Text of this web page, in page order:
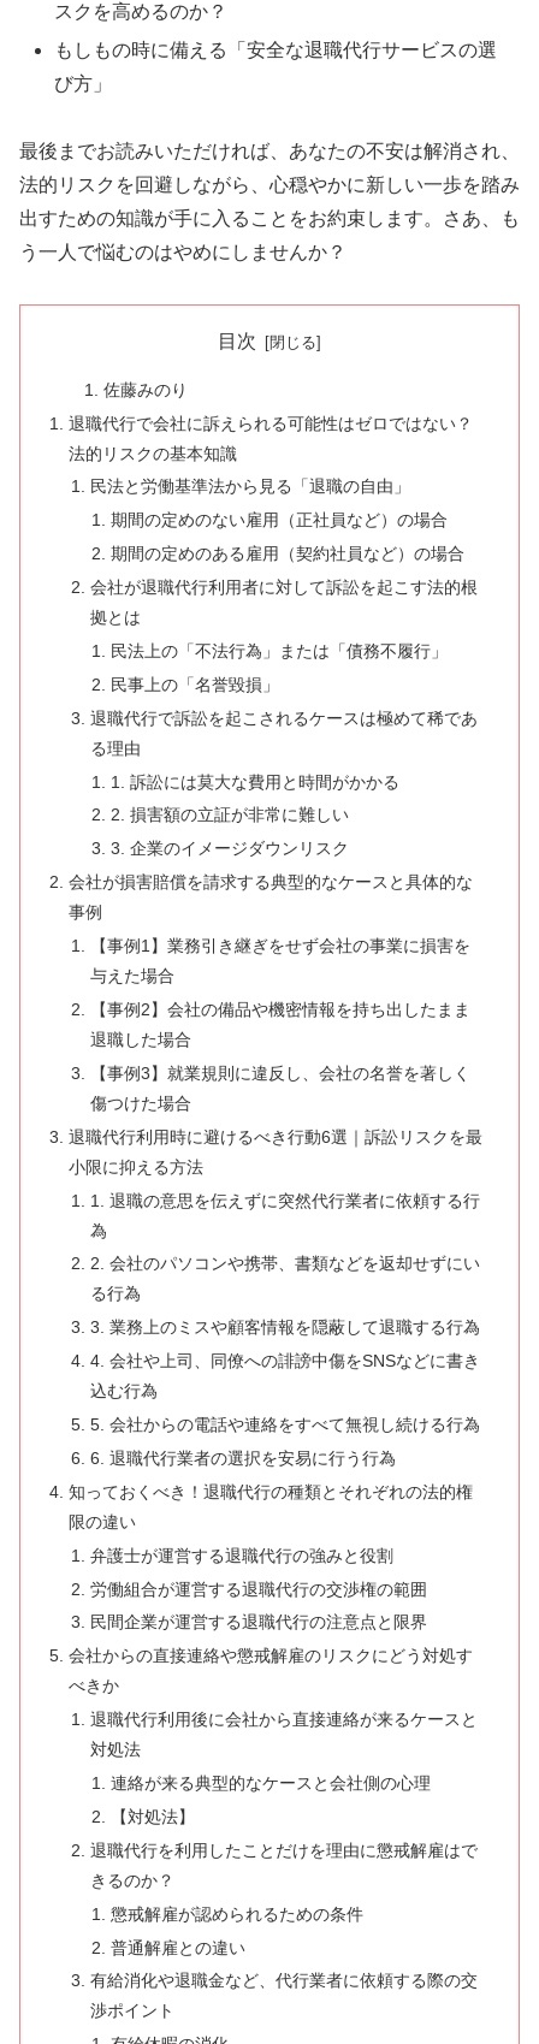
スクを高めるのか？
もしもの時に備える「安全な退職代行サービスの選
び方」
最後までお読みいただければ、あなたの不安は解消され、
法的リスクを回避しながら、心穏やかに新しい一歩を踏み
出すための知識が手に入ることをお約束します。さあ、も
う一人で悩むのはやめにしませんか？
目次
佐藤みのり
退職代行で会社に訴えられる可能性はゼロではない？
法的リスクの基本知識
民法と労働基準法から見る「退職の自由」
期間の定めのない雇用（正社員など）の場合
期間の定めのある雇用（契約社員など）の場合
会社が退職代行利用者に対して訴訟を起こす法的根
拠とは
民法上の「不法行為」または「債務不履行」
民事上の「名誉毀損」
退職代行で訴訟を起こされるケースは極めて稀であ
る理由
1. 訴訟には莫大な費用と時間がかかる
2. 損害額の立証が非常に難しい
3. 企業のイメージダウンリスク
会社が損害賠償を請求する典型的なケースと具体的な
事例
【事例1】業務引き継ぎをせず会社の事業に損害を
与えた場合
【事例2】会社の備品や機密情報を持ち出したまま
退職した場合
【事例3】就業規則に違反し、会社の名誉を著しく
傷つけた場合
退職代行利用時に避けるべき行動6選｜訴訟リスクを最
小限に抑える方法
1. 退職の意思を伝えずに突然代行業者に依頼する行
為
2. 会社のパソコンや携帯、書類などを返却せずにい
る行為
3. 業務上のミスや顧客情報を隠蔽して退職する行為
4. 会社や上司、同僚への誹謗中傷をSNSなどに書き
込む行為
5. 会社からの電話や連絡をすべて無視し続ける行為
6. 退職代行業者の選択を安易に行う行為
知っておくべき！退職代行の種類とそれぞれの法的権
限の違い
弁護士が運営する退職代行の強みと役割
労働組合が運営する退職代行の交渉権の範囲
民間企業が運営する退職代行の注意点と限界
会社からの直接連絡や懲戒解雇のリスクにどう対処す
べきか
退職代行利用後に会社から直接連絡が来るケースと
対処法
連絡が来る典型的なケースと会社側の心理
【対処法】
退職代行を利用したことだけを理由に懲戒解雇はで
きるのか？
懲戒解雇が認められるための条件
普通解雇との違い
有給消化や退職金など、代行業者に依頼する際の交
渉ポイント